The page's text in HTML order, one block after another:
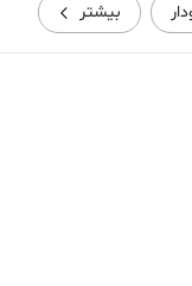
بیشتر